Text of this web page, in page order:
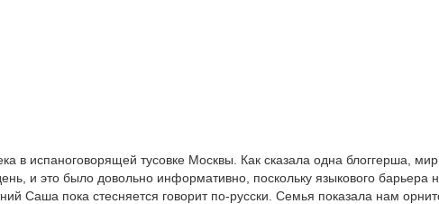
в испаноговорящей тусовке Москвы. Как сказала одна блоггерша,
и это было довольно информативно, поскольку языкового барьера
Саша пока стесняется говорит по-русски. Семья показала нам